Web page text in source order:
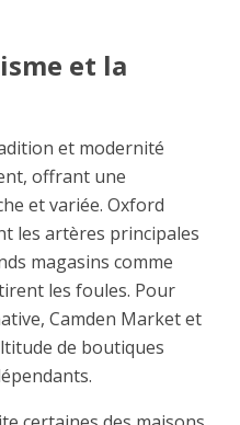
et la
et modernité
offrant une
et variée. Oxford
les artères principales
magasins comme
les foules. Pour
Camden Market et
de boutiques